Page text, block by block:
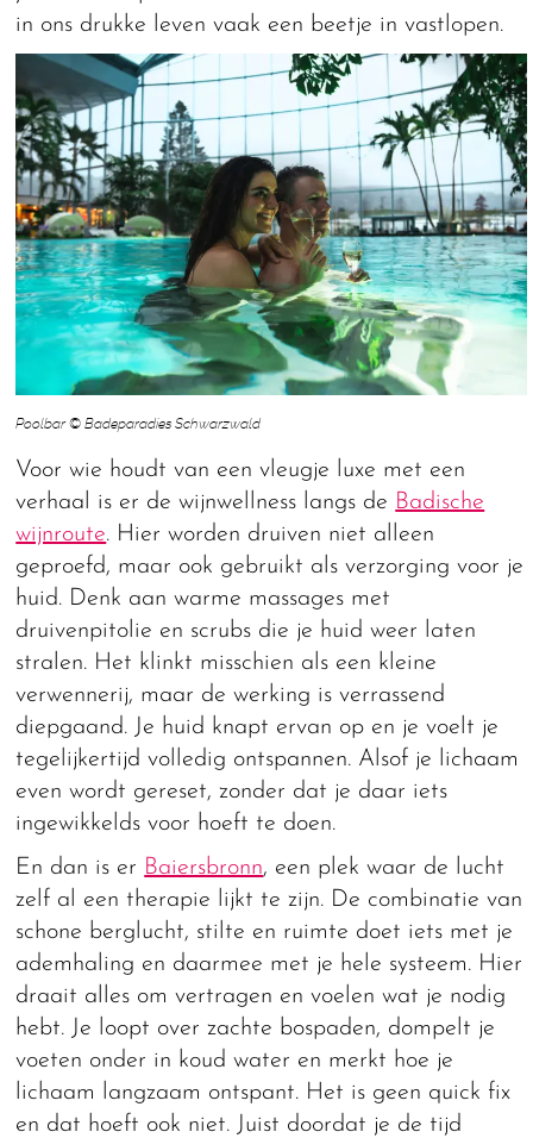
in ons drukke leven vaak een beetje in vastlopen.
Poolbar © Badeparadies Schwarzwald
Voor wie houdt van een vleugje luxe met een
verhaal is er de wijnwellness langs de Badische
wijnroute. Hier worden druiven niet alleen
geproefd, maar ook gebruikt als verzorging voor je
huid. Denk aan warme massages met
druivenpitolie en scrubs die je huid weer laten
stralen. Het klinkt misschien als een kleine
verwennerij, maar de werking is verrassend
diepgaand. Je huid knapt ervan op en je voelt je
tegelijkertijd volledig ontspannen. Alsof je lichaam
even wordt gereset, zonder dat je daar iets
ingewikkelds voor hoeft te doen.
En dan is er Baiersbronn, een plek waar de lucht
zelf al een therapie lijkt te zijn. De combinatie van
schone berglucht, stilte en ruimte doet iets met je
ademhaling en daarmee met je hele systeem. Hier
draait alles om vertragen en voelen wat je nodig
hebt. Je loopt over zachte bospaden, dompelt je
voeten onder in koud water en merkt hoe je
lichaam langzaam ontspant. Het is geen quick fix
en dat hoeft ook niet. Juist doordat je de tijd